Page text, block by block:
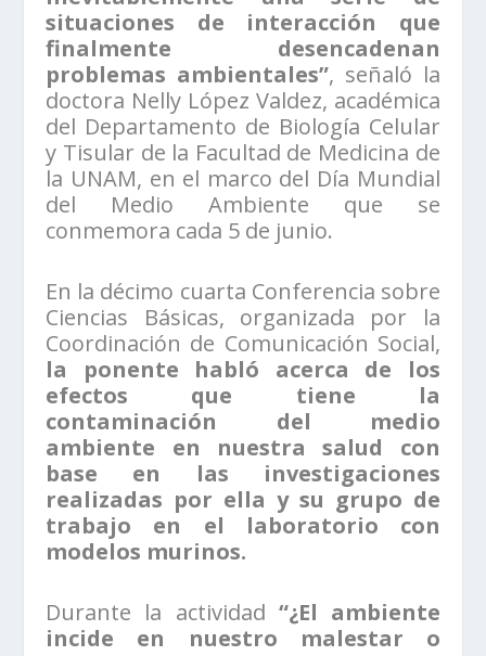
situaciones de interacción que
finalmente desencadenan
problemas ambientales”, señaló la
doctora Nelly López Valdez, académica
del Departamento de Biología Celular
y Tisular de la Facultad de Medicina de
la UNAM, en el marco del Día Mundial
del Medio Ambiente que se
conmemora cada 5 de junio.
En la décimo cuarta Conferencia sobre
Ciencias Básicas, organizada por la
Coordinación de Comunicación Social,
la ponente habló acerca de los
efectos que tiene la
contaminación del medio
ambiente en nuestra salud con
base en las investigaciones
realizadas por ella y su grupo de
trabajo en el laboratorio con
modelos murinos.
Durante la actividad “¿El ambiente
incide en nuestro malestar o